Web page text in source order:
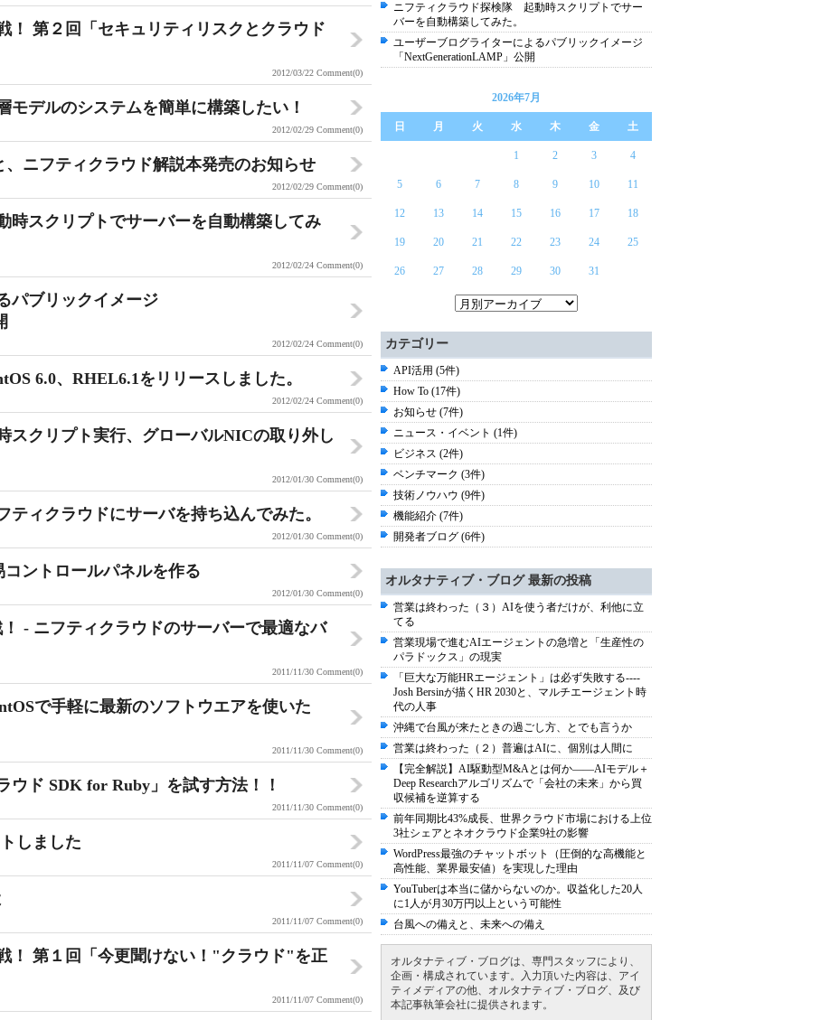
！ 第２回「セキュリティリスクとクラウド
2012/03/22 Comment(0)
デルのシステムを簡単に構築したい！
2012/02/29 Comment(0)
、ニフティクラウド解説本発売のお知らせ
2012/02/29 Comment(0)
スクリプトでサーバーを自動構築してみ
2012/02/24 Comment(0)
パブリックイメージ
2012/02/24 Comment(0)
6.0、RHEL6.1をリリースしました。
2012/02/24 Comment(0)
スクリプト実行、グローバルNICの取り外し
2012/01/30 Comment(0)
ィクラウドにサーバを持ち込んでみた。
2012/01/30 Comment(0)
ントロールパネルを作る
2012/01/30 Comment(0)
- ニフティクラウドのサーバーで最適なバ
2011/11/30 Comment(0)
で手軽に最新のソフトウエアを使いた
2011/11/30 Comment(0)
ウド SDK for Ruby」を試す方法！！
2011/11/30 Comment(0)
しました
2011/11/07 Comment(0)
2011/11/07 Comment(0)
！ 第１回「今更聞けない！"クラウド"を正
2011/11/07 Comment(0)
ニフティクラウド探検隊 起動時スクリプトでサー
バーを自動構築してみた。
ユーザーブログライターによるパブリックイメージ
「NextGenerationLAMP」公開
2026年7月
日 月 火 水 木 金 土
1 2 3 4
5 6 7 8 9 10 11
12 13 14 15 16 17 18
19 20 21 22 23 24 25
26 27 28 29 30 31
カテゴリー
API活用 (5件)
How To (17件)
お知らせ (7件)
ニュース・イベント (1件)
ビジネス (2件)
ベンチマーク (3件)
技術ノウハウ (9件)
機能紹介 (7件)
開発者ブログ (6件)
オルタナティブ・ブログ 最新の投稿
営業は終わった（３）AIを使う者だけが、利他に立
てる
営業現場で進むAIエージェントの急増と「生産性の
パラドックス」の現実
「巨大な万能HRエージェント」は必ず失敗する----
Josh Bersinが描くHR 2030と、マルチエージェント時
代の人事
沖縄で台風が来たときの過ごし方、とでも言うか
営業は終わった（２）普遍はAIに、個別は人間に
【完全解説】AI駆動型M&Aとは何か――AIモデル＋
Deep Researchアルゴリズムで「会社の未来」から買
収候補を逆算する
前年同期比43%成長、世界クラウド市場における上位
3社シェアとネオクラウド企業9社の影響
WordPress最強のチャットボット（圧倒的な高機能と
高性能、業界最安値）を実現した理由
YouTuberは本当に儲からないのか。収益化した20人
に1人が月30万円以上という可能性
台風への備えと、未来への備え
オルタナティブ・ブログは、専門スタッフにより、
企画・構成されています。入力頂いた内容は、アイ
ティメディアの他、オルタナティブ・ブログ、及び
本記事執筆会社に提供されます。